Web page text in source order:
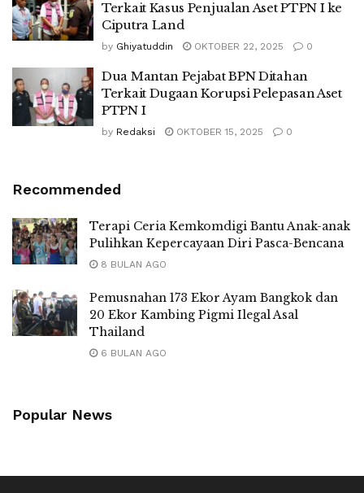
Terkait Kasus Penjualan Aset PTPN I ke
Ciputra Land
by Ghiyatuddin OKTOBER 22, 2025 0
Dua Mantan Pejabat BPN Ditahan
Terkait Dugaan Korupsi Pelepasan Aset
PTPN I
by Redaksi OKTOBER 15, 2025 0
Recommended
Terapi Ceria Kemkomdigi Bantu Anak-anak
Pulihkan Kepercayaan Diri Pasca-Bencana
8 BULAN AGO
Pemusnahan 173 Ekor Ayam Bangkok dan
20 Ekor Kambing Pigmi Ilegal Asal
Thailand
6 BULAN AGO
Popular News